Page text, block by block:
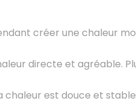
créer une chaleur
directe et agréable.
est douce et